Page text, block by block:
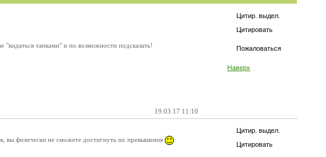
Цитир. выдел.
Цитировать
Пожаловаться
Наверх
тапками" и по возможности подсказать!
19.03.17 11:10
Цитир. выдел.
Цитировать
вы физически не сможете достигнуть их превышения